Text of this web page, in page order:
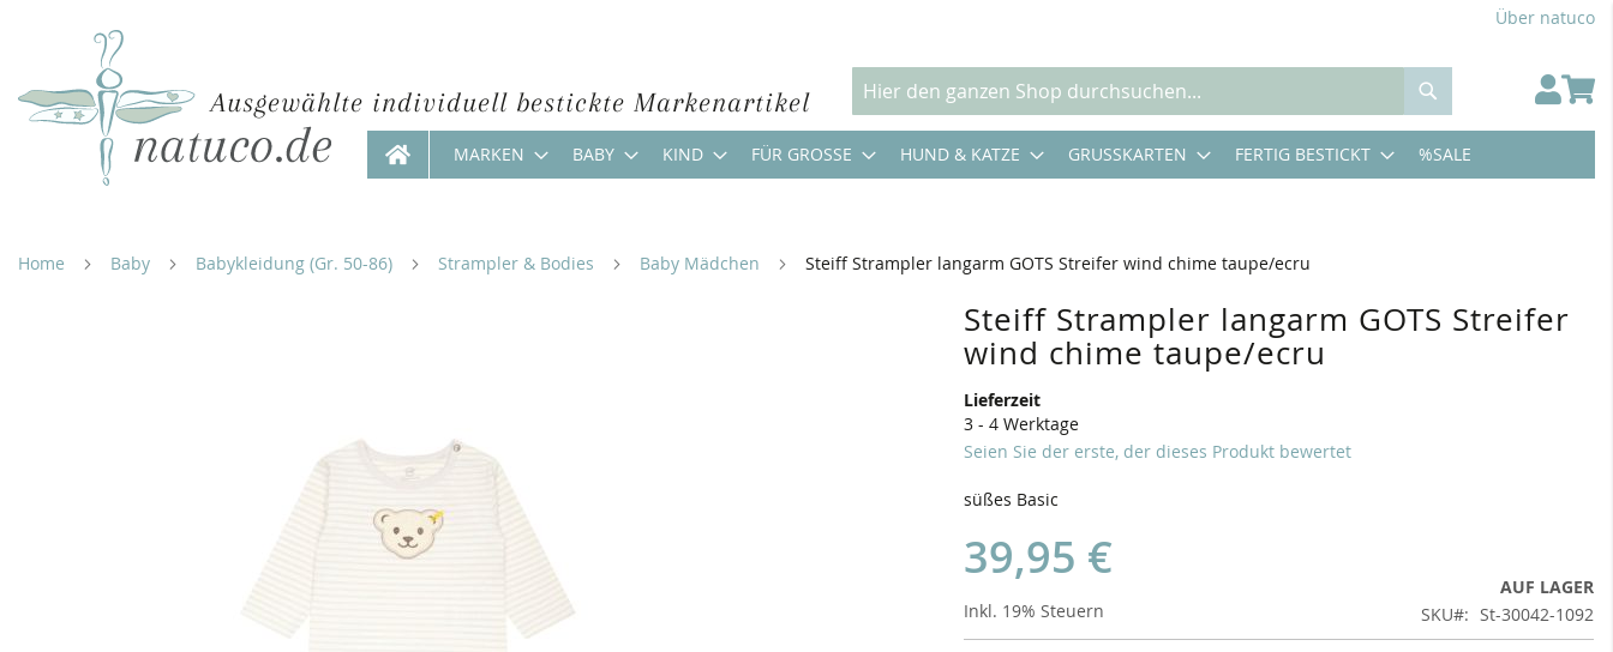
Über natuco
Ausgewählte individuell bestickte Markenartikel Suche
MARKEN BABY KIND FÜR GROSSE HUND & KATZE GRUSSKARTEN FERTIG BESTICKT %SALE
Inhalt
Home Baby Babykleidung (Gr. 50-86) Strampler & Bodies Baby Mädchen Steiff Strampler langarm GOTS Streifer wind chime taupe/ecru
Steiff Strampler langarm GOTS Streifer
wind chime taupe/ecru
Lieferzeit
3 - 4 Werktage
Seien Sie der erste, der dieses Produkt bewertet
süßes Basic
39,95 €
Inkl. 19% Steuern
AUF LAGER
SKU
St-30042-1092